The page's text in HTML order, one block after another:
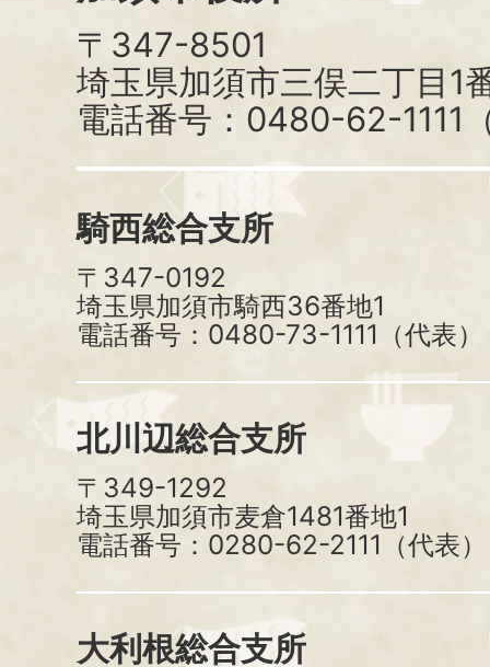
〒347-8501
埼玉県加須市三俣二丁目1
電話番号：0480-62-1111
騎西総合支所
〒347-0192
埼玉県加須市騎西36番地1
電話番号：0480-73-1111（代表）
北川辺総合支所
〒349-1292
埼玉県加須市麦倉1481番地1
電話番号：0280-62-2111（代表）
大利根総合支所